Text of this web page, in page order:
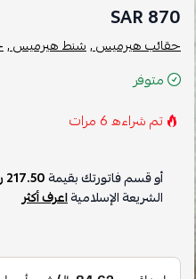
870 SAR
حقائب هيرميس ,شنط هيرميس ,
متوفر
تم شراءه6مرات
أو قسم فاتورتك بقيمة217.50 ر.س
الشريعة الإسلاميةاعرف أكثر